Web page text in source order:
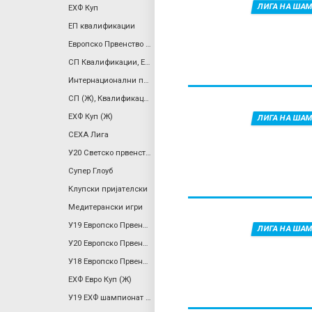
b
ЛИГА НА
ЛИГА НА
ЛИГА НА
ЕХФ Куп
ЕП квалификации
Европско Првенство Квалификации (Ж)
СП Квалификации, Европа
Интернационални пријателски
СП (Ж), Квалификации
ЕХФ Куп (Ж)
СЕХА Лига
У20 Светско првенство (Ж)
Супер Глоуб
Клупски пријателски
Медитерански игри
У19 Европско Првенство (Ж)
У20 Европско Првенство
У18 Европско Првенство
ЕХФ Евро Куп (Ж)
У19 ЕХФ шампионат (ж), Див. 2